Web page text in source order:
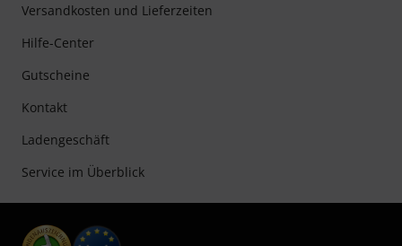
Versandkosten und Lieferzeiten
Hilfe-Center
Gutscheine
Kontakt
Ladengeschäft
Service im Überblick